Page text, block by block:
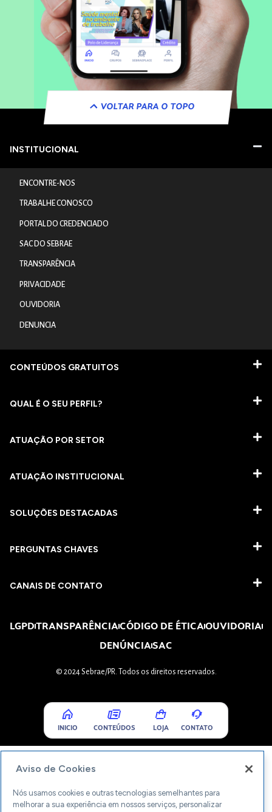
VOLTAR PARA O TOPO
INSTITUCIONAL
ENCONTRE-NOS
TRABALHE CONOSCO
PORTAL DO CREDENCIADO
SAC DO SEBRAE
TRANSPARÊNCIA
PRIVACIDADE
OUVIDORIA
DENUNCIA
CONTEÚDOS GRATUITOS
QUAL É O SEU PERFIL?
ATUAÇÃO POR SETOR
ATUAÇÃO INSTITUCIONAL
SOLUÇÕES DESTACADAS
PERGUNTAS CHAVES​
CANAIS DE CONTATO
LGPDTRANSPARÊNCIACÓDIGO DE ÉTICAOUVIDORIA
DENÚNCIASAC
© 2024 Sebrae/PR. Todos os direitos reservados.
INICIO CONTEÚDOS LOJA CONTATO
Aviso de Cookies
Nós usamos cookies e outras tecnologias semelhantes para
melhorar a sua experiência em nossos serviços, personalizar